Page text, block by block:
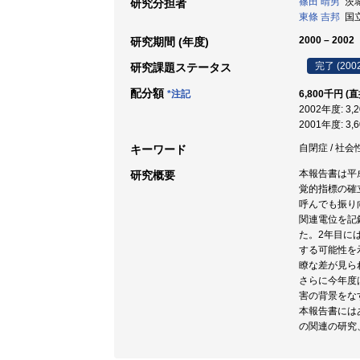
研究分担者
東條 吉邦 国
研究期間 (年度) 2000 – 2002
研究課題ステータス 完了
配分額 *注記
6,800千円 (
2002年度:
2001年度:
キーワード 自閉症 / 社会
研究概要
本報告書は平
覚的指標の確
呼んでも振り
関連電位を
た。2年目に
する可能性を
瞭な差が見ら
さらに今年
害の背景をな
本報告書には
の関連の研究